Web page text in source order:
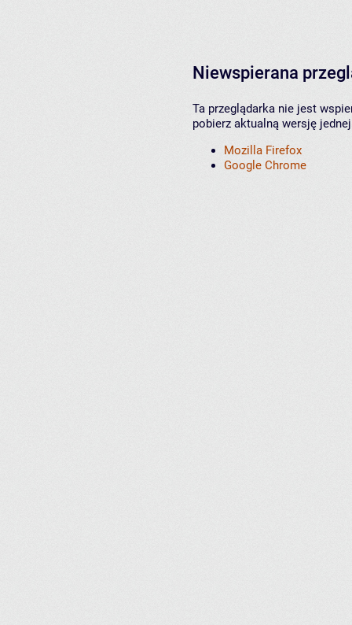
Niewspierana
Ta przeglądarka nie jest
pobierz aktualną wersję
Mozilla Firefox
Google Chrome